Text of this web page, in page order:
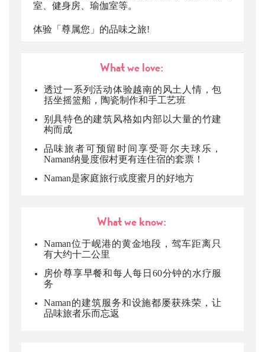
室、健身房、瑜伽室等。
体验「尊属您」的品味之旅!
What we love:
透过一系列活动体验越南的风土人情，包
括坐摇篮船，陶瓷制作和手工艺班
别具特色的建筑风格如内部以大量的竹建
构而成
品味旅者可预留时间享受哥尔夫球乐，
Naman纳曼度假村更有连住宿的套票！
Naman是家庭旅行或度蜜月的好地方
What we know:
Naman位于岘港的黄金地段，驾车距离只
有大约十二公里
房价尊享早餐和每人每日60分钟的水疗服
务
Naman的建筑服务和设施都屡获殊荣，让
品味旅者乐而忘返